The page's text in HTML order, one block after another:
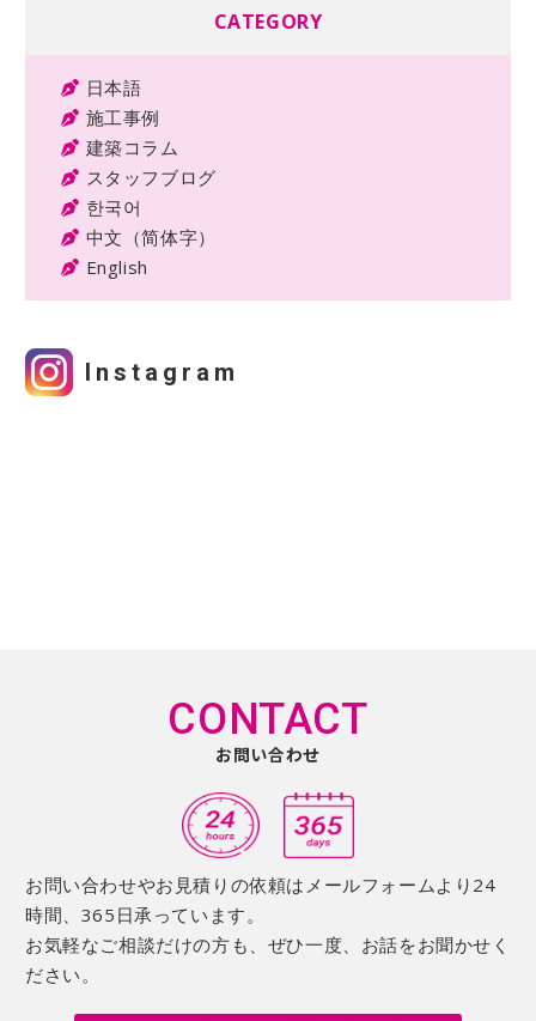
CATEGORY
日本語
施工事例
建築コラム
スタッフブログ
한국어
中文（简体字）
English
Instagram
CONTACT
お問い合わせ
お問い合わせやお見積りの依頼はメールフォームより24
時間、365日承っています。
お気軽なご相談だけの方も、ぜひ一度、お話をお聞かせく
ださい。